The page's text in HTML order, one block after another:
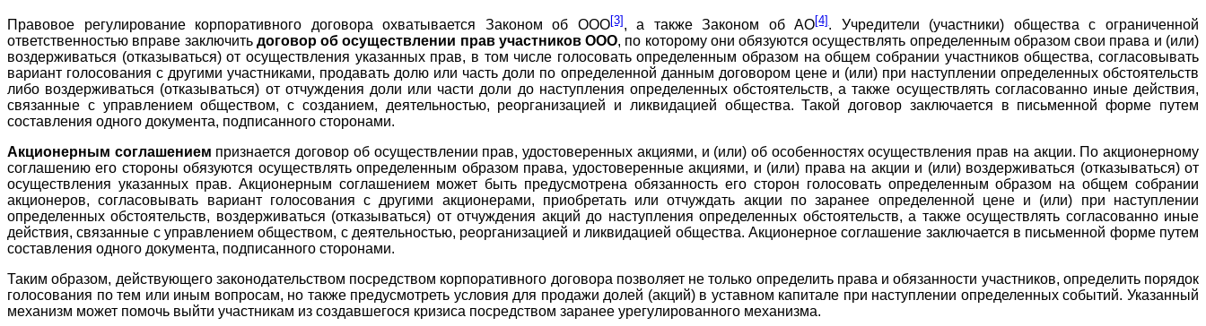
Правовое регулирование корпоративного договора охватывается Законом об ООО[3] , а также Законом об АО[4]. Учредители (участники) общества с ограниченной
ответственностью вправе заключить договор об осуществлении прав участников ООО, по которому они обязуются осуществлять определенным образом свои права и (или)
воздерживаться (отказываться) от осуществления указанных прав, в том числе голосовать определенным образом на общем собрании участников общества, согласовывать
вариант голосования с другими участниками, продавать долю или часть доли по определенной данным договором цене и (или) при наступлении определенных обстоятельств
либо воздерживаться (отказываться) от отчуждения доли или части доли до наступления определенных обстоятельств, а также осуществлять согласованно иные действия,
связанные с управлением обществом, с созданием, деятельностью, реорганизацией и ликвидацией общества. Такой договор заключается в письменной форме путем
составления одного документа, подписанного сторонами.
Акционерным соглашением признается договор об осуществлении прав, удостоверенных акциями, и (или) об особенностях осуществления прав на акции. По акционерному
соглашению его стороны обязуются осуществлять определенным образом права, удостоверенные акциями, и (или) права на акции и (или) воздерживаться (отказываться) от
осуществления указанных прав. Акционерным соглашением может быть предусмотрена обязанность его сторон голосовать определенным образом на общем собрании
акционеров, согласовывать вариант голосования с другими акционерами, приобретать или отчуждать акции по заранее определенной цене и (или) при наступлении
определенных обстоятельств, воздерживаться (отказываться) от отчуждения акций до наступления определенных обстоятельств, а также осуществлять согласованно иные
действия, связанные с управлением обществом, с деятельностью, реорганизацией и ликвидацией общества. Акционерное соглашение заключается в письменной форме путем
составления одного документа, подписанного сторонами.
Таким образом, действующего законодательством посредством корпоративного договора позволяет не только определить права и обязанности участников, определить порядок
голосования по тем или иным вопросам, но также предусмотреть условия для продажи долей (акций) в уставном капитале при наступлении определенных событий. Указанный
механизм может помочь выйти участникам из создавшегося кризиса посредством заранее урегулированного механизма.